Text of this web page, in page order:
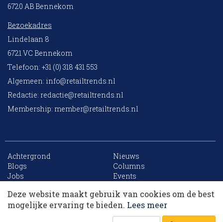
6720 AB Bennekom
Bezoekadres
Lindelaan 8
6721 VC Bennekom
Telefoon: +31 (0) 318 431 553
Algemeen: info@retailtrends.nl
Redactie: redactie@retailtrends.nl
Membership: member@retailtrends.nl
Achtergrond
Nieuws
Blogs
Columns
Jobs
Events
Archief
Sitemap
Deze website maakt gebruik van cookies om de best
mogelijke ervaring te bieden. Lees meer
10 collega’s
Korting op events